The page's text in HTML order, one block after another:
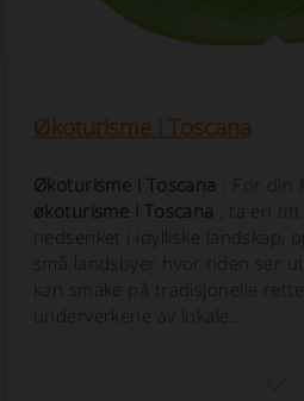
Økoturisme i Toscana
Økoturisme i Toscana : For din
økoturisme i Toscana , ta en
nedsenket i idylliske landskap,
små landsbyer hvor tiden ser
kan smake på tradisjonelle
underverkene av lokale...